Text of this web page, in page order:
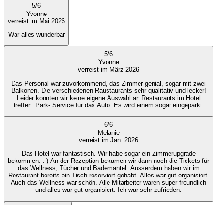
5/6
Yvonne
verreist im Mai 2026
War alles wunderbar
5/6
Yvonne
verreist im März 2026
Das Personal war zuvorkommend, das Zimmer genial, sogar mit zwei
Balkonen. Die verschiedenen Raustaurants sehr qualitativ und lecker!
Leider konnten wir keine eigene Auswahl an Restaurants im Hotel
treffen. Park- Service für das Auto. Es wird einem sogar eingeparkt.
6/6
Melanie
verreist im Jan. 2026
Das Hotel war fantastisch. Wir habe sogar ein Zimmerupgrade
bekommen. :-) An der Rezeption bekamen wir dann noch die Tickets für
das Wellness, Tücher und Bademantel. Ausserdem haben wir im
Restaurant bereits ein Tisch reserviert gehabt. Alles war gut organisiert.
Auch das Wellness war schön. Alle Mitarbeiter waren super freundlich
und alles war gut organisiert. Ich war sehr zufrieden.